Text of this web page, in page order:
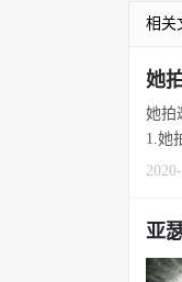
相关
她
她拍
1.她
亚